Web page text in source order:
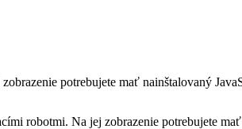
potrebujete mať nainštalovaný
robotmi. Na jej zobrazenie potrebujete